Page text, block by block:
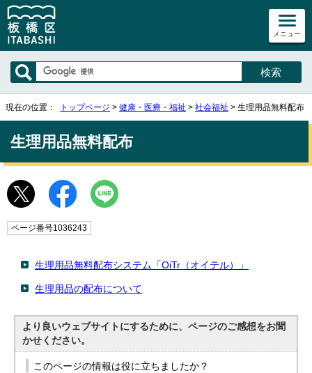
メニュー
現在の位置： トップページ > 健康・医療・福祉 > 社会福祉 > 生理用品無料配布
生理用品無料配布
ページ番号1036243
生理用品無料配布システム「OiTr（オイテル）」
生理用品の配布について
より良いウェブサイトにするために、ページのご感想をお聞
かせください。
このページの情報は役に立ちましたか？